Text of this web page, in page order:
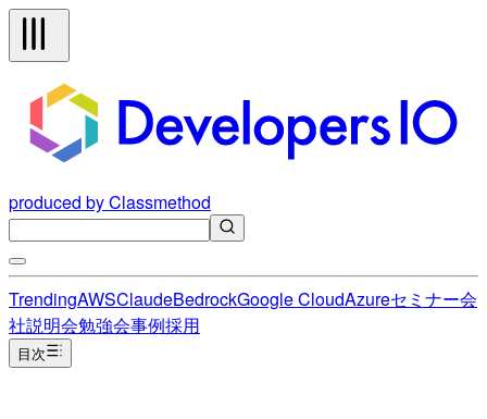
produced by Classmethod
TrendingAWSClaudeBedrockGoogle CloudAzureセミナー会
社説明会勉強会事例採用
目次